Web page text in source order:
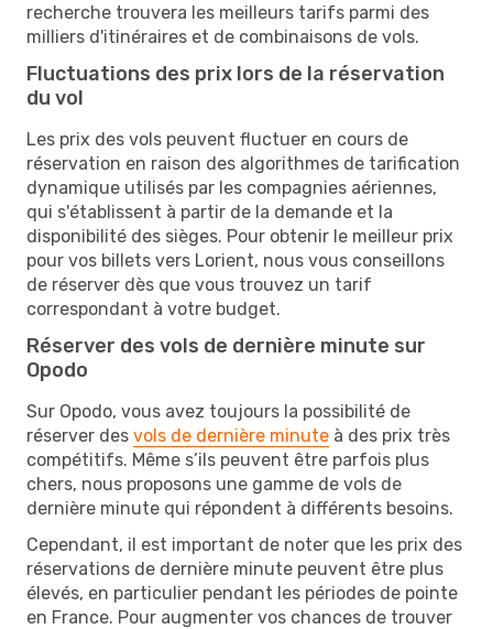
recherche trouvera les meilleurs tarifs parmi des
milliers d'itinéraires et de combinaisons de vols.
Fluctuations des prix lors de la réservation
du vol
Les prix des vols peuvent fluctuer en cours de
réservation en raison des algorithmes de tarification
dynamique utilisés par les compagnies aériennes,
qui s'établissent à partir de la demande et la
disponibilité des sièges. Pour obtenir le meilleur prix
pour vos billets vers Lorient, nous vous conseillons
de réserver dès que vous trouvez un tarif
correspondant à votre budget.
Réserver des vols de dernière minute sur
Opodo
Sur Opodo, vous avez toujours la possibilité de
réserver des vols de dernière minute à des prix très
compétitifs. Même s’ils peuvent être parfois plus
chers, nous proposons une gamme de vols de
dernière minute qui répondent à différents besoins.
Cependant, il est important de noter que les prix des
réservations de dernière minute peuvent être plus
élevés, en particulier pendant les périodes de pointe
en France. Pour augmenter vos chances de trouver